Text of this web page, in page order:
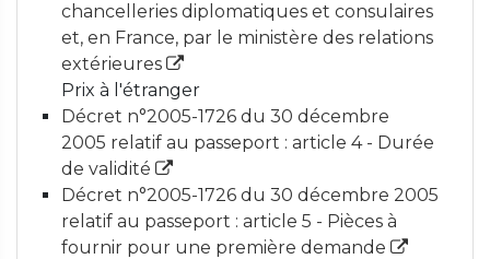
chancelleries diplomatiques et consulaires
et, en France, par le ministère des relations
extérieures
Prix à l'étranger
Décret n°2005-1726 du 30 décembre
2005 relatif au passeport : article 4 - Durée
de validité
Décret n°2005-1726 du 30 décembre 2005
relatif au passeport : article 5 - Pièces à
fournir pour une première demande